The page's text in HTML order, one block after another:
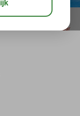
bewaar